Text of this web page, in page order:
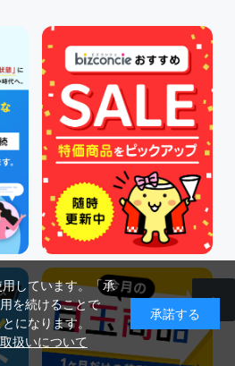
しています。「承
を続けることで
になります。
扱いについて
承諾する